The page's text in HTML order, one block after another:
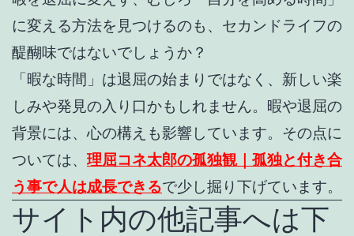
に変える方法を見つけるのも、セカンドライフの
醍醐味ではないでしょうか？
「暇な時間」は退屈の始まりではなく、新しい楽
しみや発見の入り口かもしれません。暇や退屈の
背景には、心の構えも影響しています。その点に
ついては、 理屈コネ太郎の孤独観｜孤独と付き合
う事で人は成長できるで少し掘り下げています。
サイト内の他記事へは下